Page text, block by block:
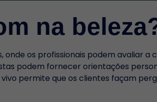
na
os profissionais podem avaliar a
podem fornecer orientações
permite que os clientes façam